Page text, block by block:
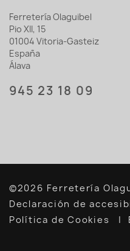
Ferretería Olaguibel
Pio XII, 15
01004 Vitoria-Gasteiz
España
Álava
945 23 18 09
©2026 Ferretería
Declaración de
Política de Cookies